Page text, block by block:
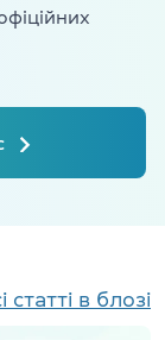
статті в блозі